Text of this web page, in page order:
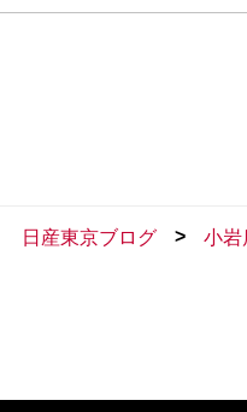
日産東京ブログ > 小岩